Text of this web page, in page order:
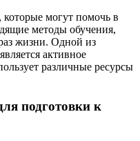
могут помочь в
методы обучения,
жизни. Одной из
активное
различные ресурсы
подготовки к